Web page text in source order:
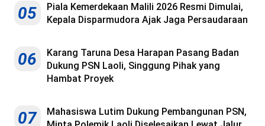
05
Piala Kemerdekaan Malili 2026 Resmi Dimulai,
Kepala Disparmudora Ajak Jaga Persaudaraan
06
Karang Taruna Desa Harapan Pasang Badan
Dukung PSN Laoli, Singgung Pihak yang
Hambat Proyek
07
Mahasiswa Lutim Dukung Pembangunan PSN,